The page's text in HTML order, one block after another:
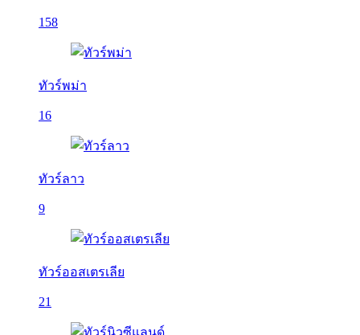
158
ทัวร์พม่า
16
ทัวร์ลาว
9
ทัวร์ออสเตรเลีย
21